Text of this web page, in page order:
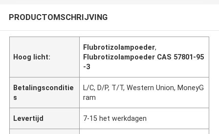
PRODUCTOMSCHRIJVING
Hoog licht:
Flubrotizolampoeder,
Flubrotizolampoeder CAS 57801-95
-3
Betalingsconditie
s
L/C, D/P, T/T, Western Union, MoneyG
ram
Levertijd 7-15 het werkdagen